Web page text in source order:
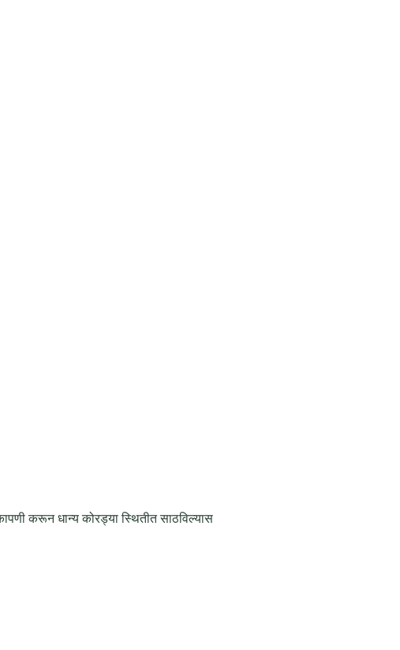
करून धान्य कोरड्या स्थितीत साठविल्यास